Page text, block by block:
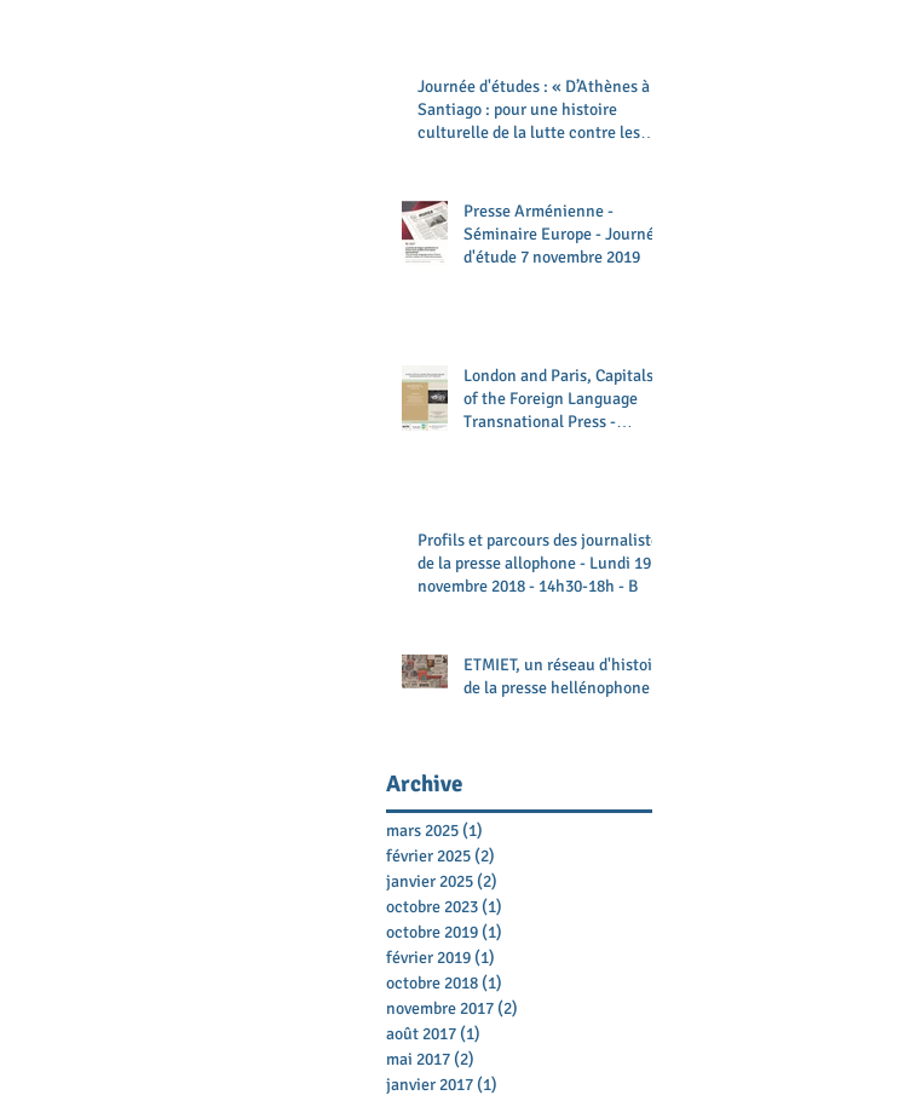
Journée d'études : « D’Athènes à
Santiago : pour une histoire
culturelle de la lutte contre les
Presse Arménienne -
Séminaire Europe - Journée
d'étude 7 novembre 2019
London and Paris, Capitals
of the Foreign Language
Transnational Press -
Profils et parcours des journalistes
de la presse allophone - Lundi 19
novembre 2018 - 14h30-18h - B
ETMIET, un réseau d'histoire
de la presse hellénophone
Archive
mars 2025 (1)
février 2025 (2)
janvier 2025 (2)
octobre 2023 (1)
octobre 2019 (1)
février 2019 (1)
octobre 2018 (1)
novembre 2017 (2)
août 2017 (1)
mai 2017 (2)
janvier 2017 (1)